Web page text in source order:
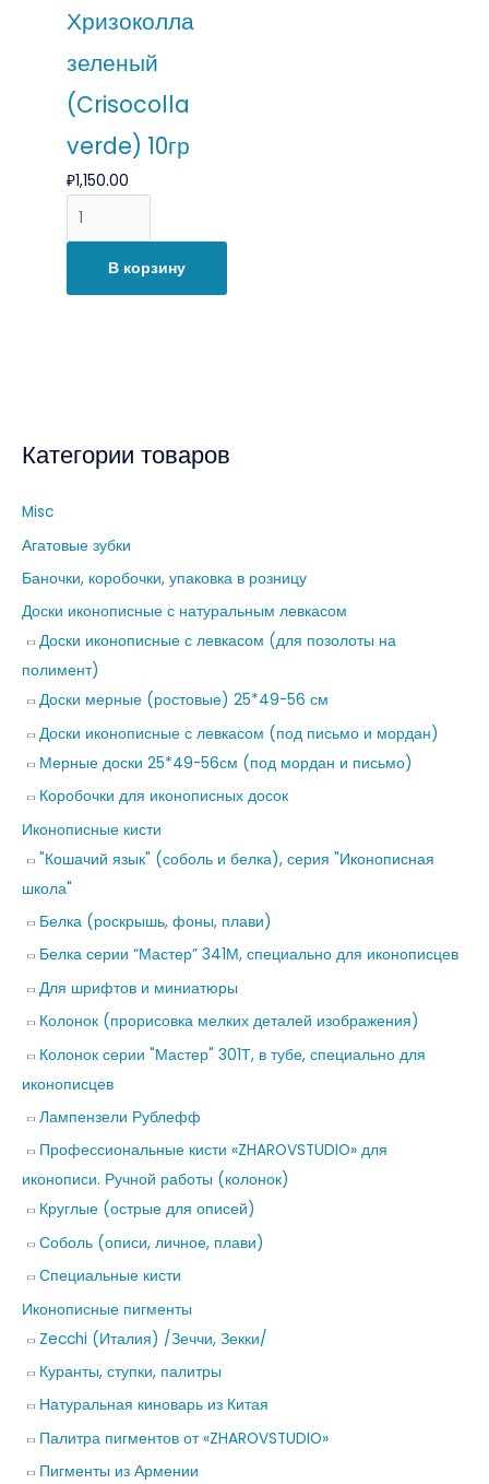
Категории товаров
Misc
Агатовые зубки
Баночки, коробочки, упаковка в розницу
Доски иконописные с натуральным левкасом
Доски иконописные с левкасом (для позолоты на
полимент)
Доски мерные (ростовые) 25*49-56 см
Доски иконописные с левкасом (под письмо и мордан)
Мерные доски 25*49-56см (под мордан и письмо)
Коробочки для иконописных досок
Иконописные кисти
"Кошачий язык" (соболь и белка), серия "Иконописная
школа"
Белка (роскрышь, фоны, плави)
Белка серии “Мастер” 341М, специально для иконописцев
Для шрифтов и миниатюры
Колонок (прорисовка мелких деталей изображения)
Колонок серии "Мастер" 301Т, в тубе, специально для
иконописцев
Лампензели Рублефф
Профессиональные кисти «ZHAROVSTUDIO» для
иконописи. Ручной работы (колонок)
Круглые (острые для описей)
Соболь (описи, личное, плави)
Специальные кисти
Иконописные пигменты
Zecchi (Италия) /Зеччи, Зекки/
Куранты, ступки, палитры
Натуральная киноварь из Китая
Палитра пигментов от «ZHAROVSTUDIO»
Пигменты из Армении
Хризоколла
зеленый
(Crisocolla
verde) 10гр
₽1,150.00
В корзину